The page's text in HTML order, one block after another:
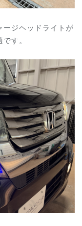
ージヘッドライトが
す。